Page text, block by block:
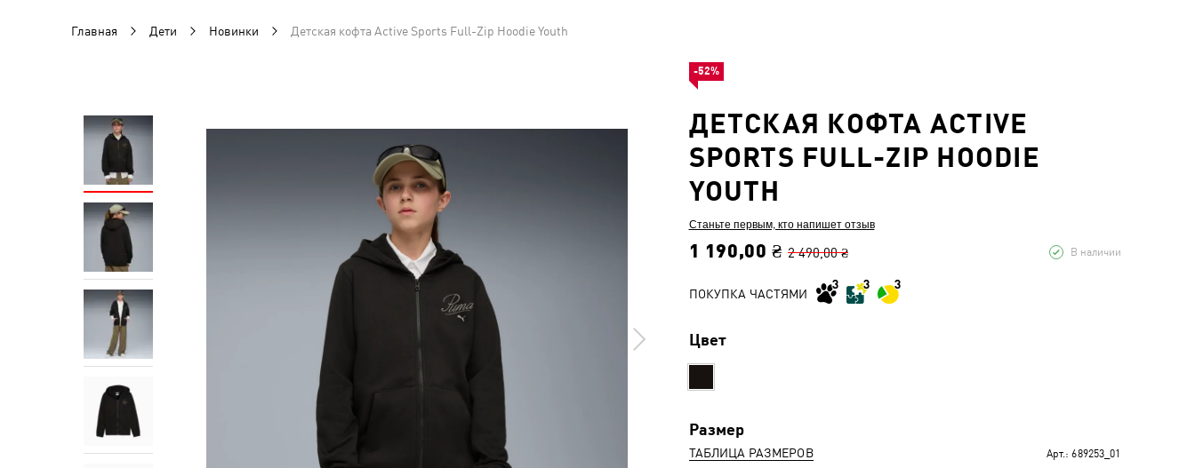
Главная Дети Новинки Детская кофта Active Sports Full-Zip Hoodie Youth
ДЕТСКАЯ КОФТА ACTIVE
SPORTS FULL-ZIP HOODIE
YOUTH
Станьте первым, кто напишет отзыв
1 190,00 ₴ 2 490,00 ₴ В наличии
ПОКУПКА ЧАСТЯМИ
Цвет
Размер
ТАБЛИЦА РАЗМЕРОВ Арт.: 689253_01
-52%